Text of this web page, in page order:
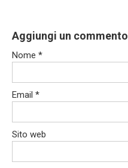
Aggiungi un commento
Nome *
Email *
Sito web